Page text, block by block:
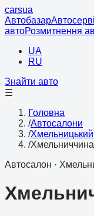
carsua
Автобазар
автоРозмитнення
UA
RU
Знайти авто
☰
Головна
/Автосалони
/Хмельницький
/
Автосалон ·